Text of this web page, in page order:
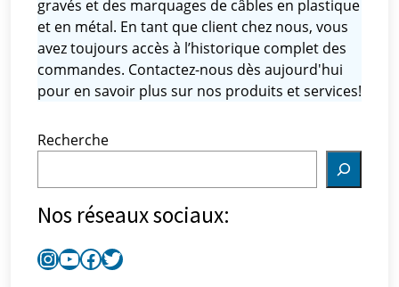
gravés et des marquages ​​de câbles en plastique
et en métal. En tant que client chez nous, vous
avez toujours accès à l’historique complet des
commandes. Contactez-nous dès aujourd'hui
pour en savoir plus sur nos produits et services!
Recherche
Nos réseaux sociaux: